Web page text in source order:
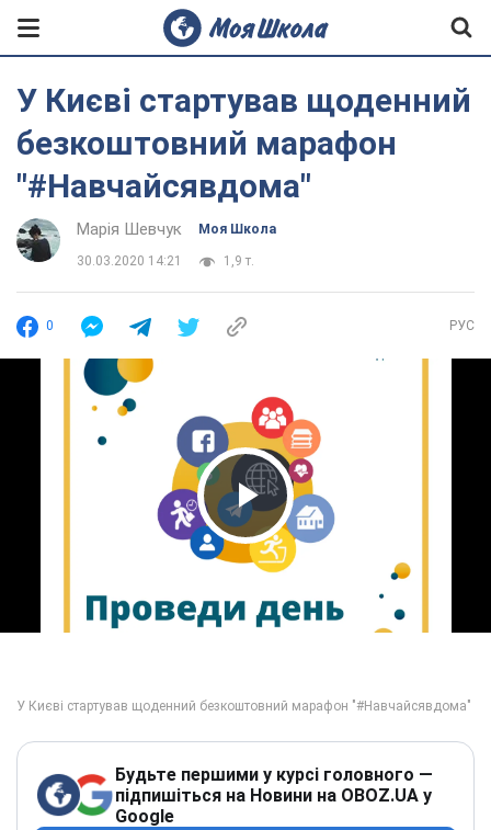
У Києві стартував щоденний
безкоштовний марафон
"#Навчайсявдома"
Марія Шевчук Моя Школа
30.03.2020 14:21 1,9 т.
0 РУС
Play Video
Будьте першими у курсі головного —
підпишіться на Новини на OBOZ.UA у
Google